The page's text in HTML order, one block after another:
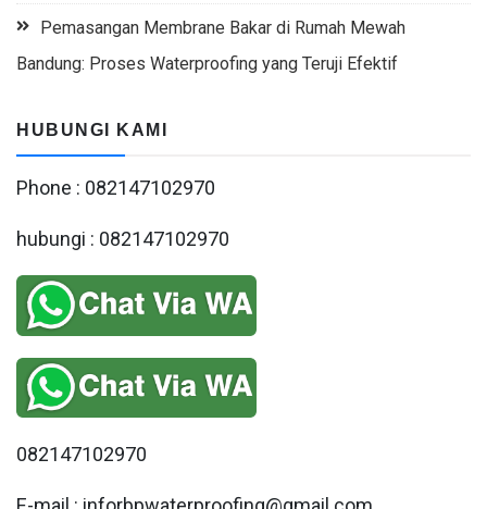
Pemasangan Membrane Bakar di Rumah Mewah
Bandung: Proses Waterproofing yang Teruji Efektif
HUBUNGI KAMI
Phone : 082147102970
hubungi : 082147102970
082147102970